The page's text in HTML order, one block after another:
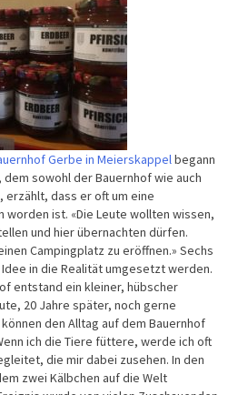
Gerbe in Meierskappelbegann
dem sowohl der Bauernhof wie auch
dass er oft um eine
ist. «Die Leute wollten wissen,
und hier übernachten dürfen.
Campingplatz zu eröffnen.» Sechs
in die Realität umgesetzt werden.
entstand ein kleiner, hübscher
20 Jahre später, noch gerne
den Alltag auf dem Bauernhof
ich die Tiere füttere, werde ich oft
die mir dabei zusehen. In den
zwei Kälbchen auf die Welt